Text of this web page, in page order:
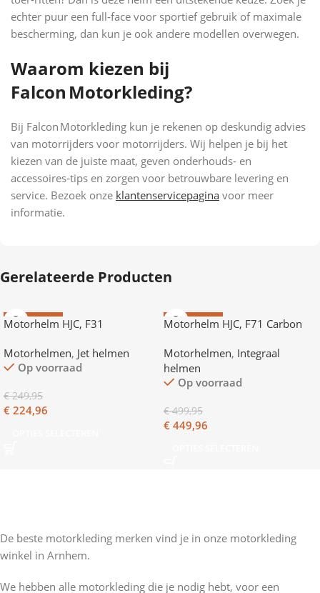
echter puur een full‑face voor sportief gebruik of maximale
bescherming, dan kun je ook andere modellen overwegen.
Waarom kiezen bij
Falcon Motorkleding?
Bij Falcon Motorkleding kun je rekenen op deskundig advies
van motorrijders voor motorrijders. Wij helpen je bij het
kiezen van de juiste maat, geven onderhouds‑ en
accessoires‑tips en zorgen voor betrouwbare levering en
service. Bezoek onze klantenservicepagina voor meer
informatie.
Gerelateerde Producten
AANBIEDING
Motorhelm HJC, F31
Motorhelmen, Jet helmen
Op voorraad
€249,95
€ 224,96
AANBIEDING
Motorhelm HJC, F71 Carbon
Motorhelmen, Integraal
helmen
Op voorraad
€499,95
€ 449,96
De beste motorkleding merken vind je in onze motorkleding
winkel in Arnhem.
We hebben alle motorkleding die je nodig hebt, voor een